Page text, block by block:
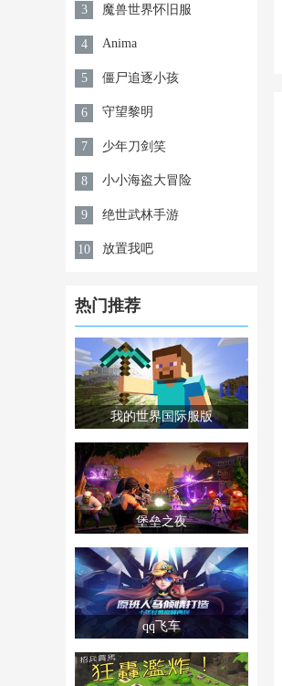
3 魔兽世界怀旧服
4 Anima
5 僵尸追逐小孩
6 守望黎明
7 少年刀剑笑
8 小小海盗大冒险
9 绝世武林手游
10 放置我吧
热门推荐
我的世界国际服版
堡垒之夜
qq飞车